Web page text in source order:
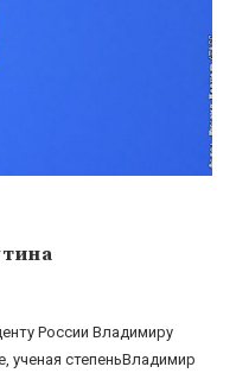
России Владимиру
ученая степеньВладимир